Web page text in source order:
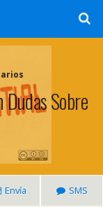
Sobre
Envía SMS